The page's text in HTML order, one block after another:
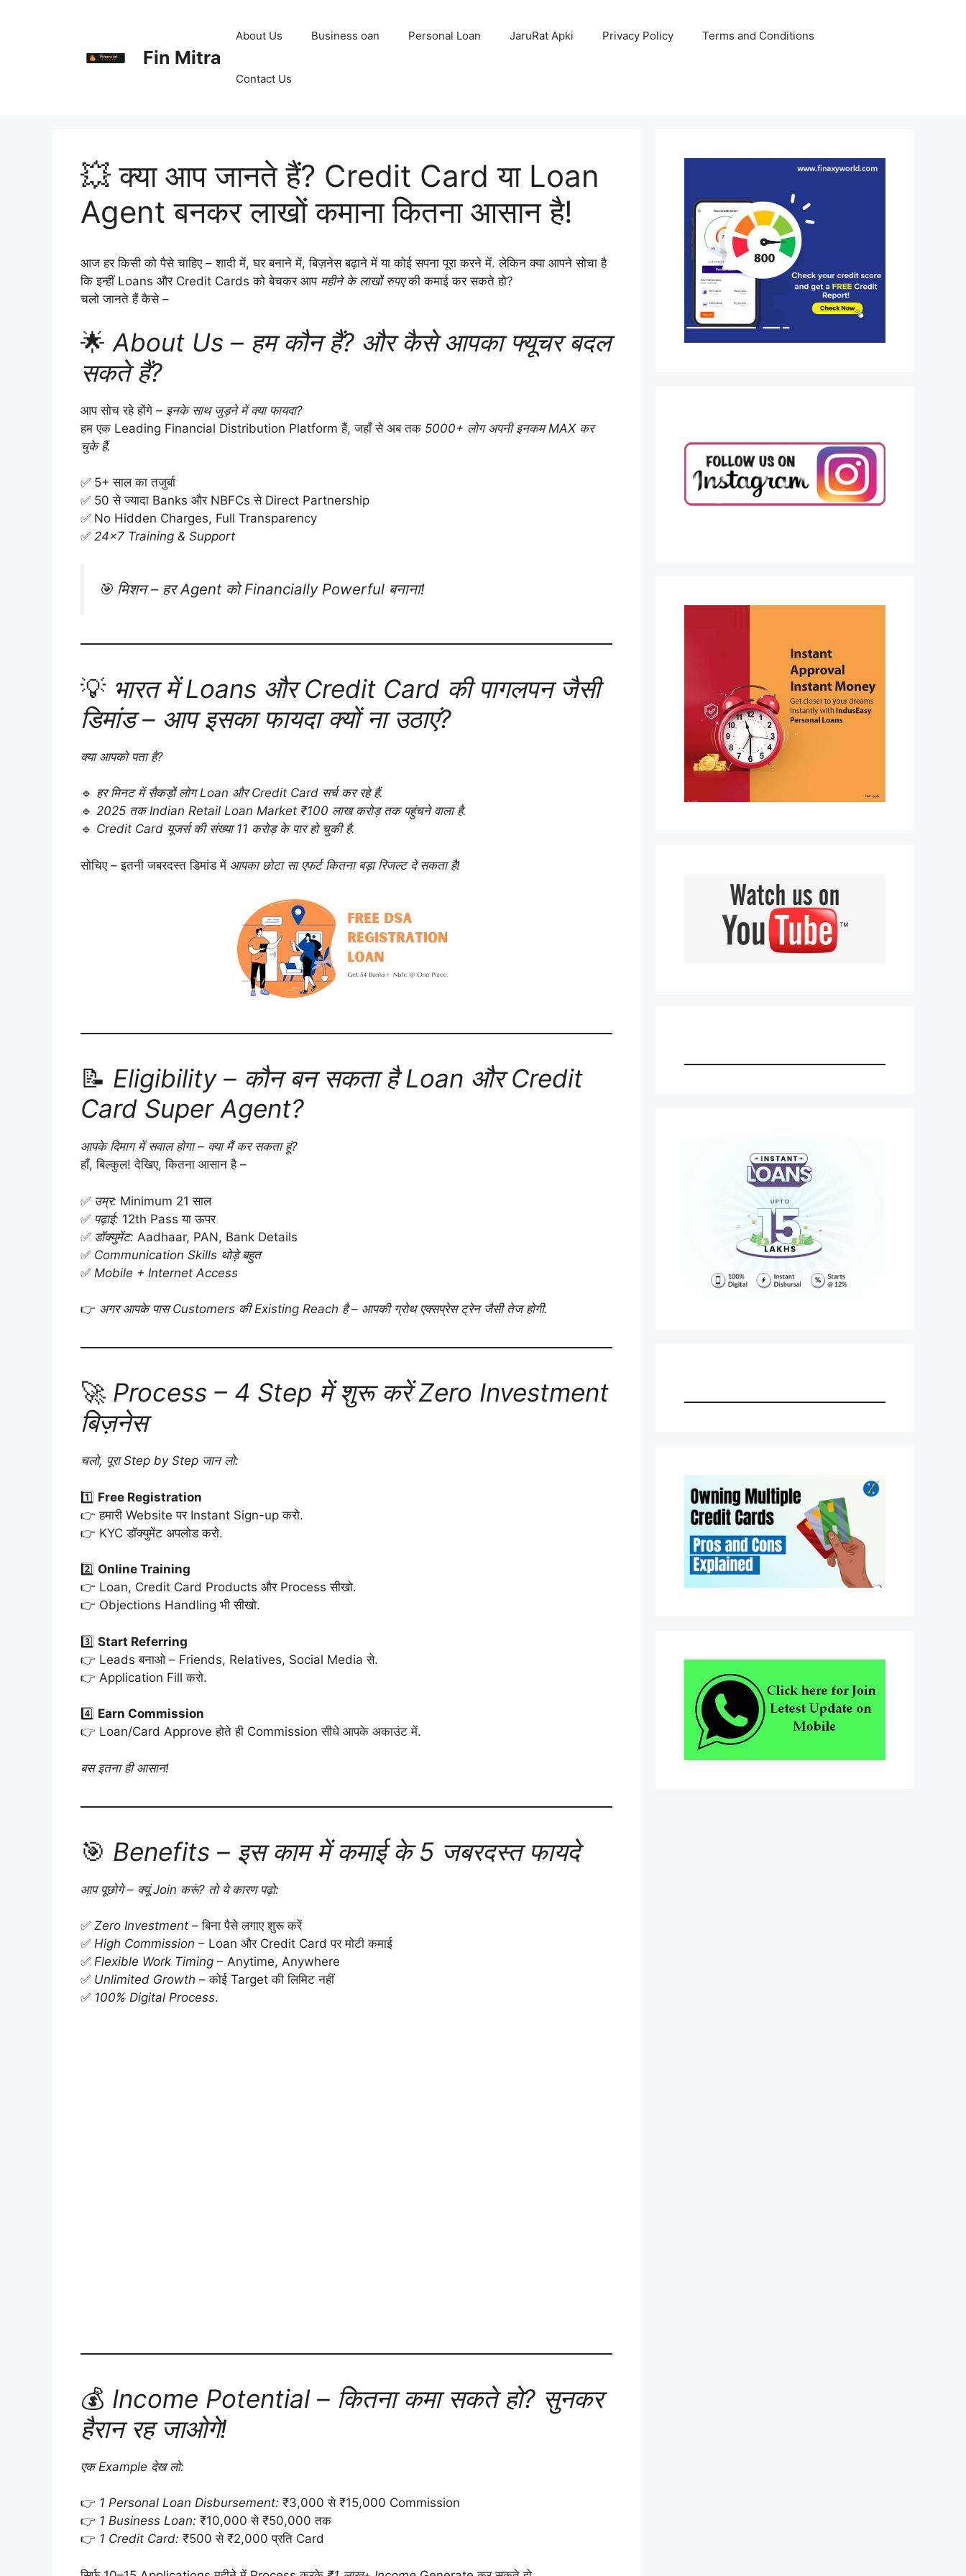
Fin Mitra
About Us Business oan Personal Loan JaruRat Apki Privacy Policy Terms and Conditions
Contact Us
💥 क्या आप जानते हैं? Credit Card या Loan
Agent बनकर लाखों कमाना कितना आसान है!
आज हर किसी को पैसे चाहिए – शादी में, घर बनाने में, बिज़नेस बढ़ाने में या कोई सपना पूरा करने में. लेकिन क्या आपने सोचा है
कि इन्हीं Loans और Credit Cards को बेचकर आप महीने के लाखों रुपएकी कमाई कर सकते हो?
चलो जानते हैं कैसे –
🌟 About Us – हम कौन हैं? और कैसे आपका फ्यूचर बदल
सकते हैं?
आप सोच रहे होंगे – इनके साथ जुड़ने में क्या फायदा?
हम एक Leading Financial Distribution Platform हैं, जहाँ से अब तक 5000+ लोग अपनी इनकम MAX कर
चुके हैं.
✅ 5+ साल का तजुर्बा
✅ 50 से ज्यादा Banks और NBFCs से Direct Partnership
✅ No Hidden Charges, Full Transparency
✅ 24×7 Training & Support
🎯 मिशन – हर Agent को Financially Powerful बनाना!
💡 भारत में Loans और Credit Card की पागलपन जैसी
डिमांड – आप इसका फायदा क्यों ना उठाएं?
क्या आपको पता है?
🔹 हर मिनट में सैकड़ों लोग Loan और Credit Card सर्च कर रहे हैं.
🔹 2025 तक Indian Retail Loan Market ₹100 लाख करोड़ तक पहुंचने वाला है.
🔹 Credit Card यूजर्स की संख्या 11 करोड़ के पार हो चुकी है.
सोचिए – इतनी जबरदस्त डिमांड में आपका छोटा सा एफर्ट कितना बड़ा रिजल्ट दे सकता है!
📝 Eligibility – कौन बन सकता है Loan और Credit
Card Super Agent?
आपके दिमाग में सवाल होगा – क्या मैं कर सकता हूं?
हाँ, बिल्कुल! देखिए, कितना आसान है –
✅ उम्र: Minimum 21 साल
✅ पढ़ाई: 12th Pass या ऊपर
✅ डॉक्युमेंट: Aadhaar, PAN, Bank Details
✅ Communication Skills थोड़े बहुत
✅ Mobile + Internet Access
👉 अगर आपके पास Customers की Existing Reach है – आपकी ग्रोथ एक्सप्रेस ट्रेन जैसी तेज होगी.
🚀 Process – 4 Step में शुरू करें Zero Investment
बिज़नेस
चलो, पूरा Step by Step जान लो:
1️⃣ Free Registration
👉 हमारी Website पर Instant Sign-up करो.
👉 KYC डॉक्युमेंट अपलोड करो.
2️⃣ Online Training
👉 Loan, Credit Card Products और Process सीखो.
👉 Objections Handling भी सीखो.
3️⃣ Start Referring
👉 Leads बनाओ – Friends, Relatives, Social Media से.
👉 Application Fill करो.
4️⃣ Earn Commission
👉 Loan/Card Approve होते ही Commission सीधे आपके अकाउंट में.
बस इतना ही आसान!
🎯 Benefits – इस काम में कमाई के 5 जबरदस्त फायदे
आप पूछोगे – क्यूं Join करूं? तो ये कारण पढ़ो:
✅ Zero Investment – बिना पैसे लगाए शुरू करें
✅ High Commission – Loan और Credit Card पर मोटी कमाई
✅ Flexible Work Timing – Anytime, Anywhere
✅ Unlimited Growth – कोई Target की लिमिट नहीं
✅ 100% Digital Process.
💰 Income Potential – कितना कमा सकते हो? सुनकर
हैरान रह जाओगे!
एक Example देख लो:
👉 1 Personal Loan Disbursement: ₹3,000 से ₹15,000 Commission
👉 1 Business Loan: ₹10,000 से ₹50,000 तक
👉 1 Credit Card: ₹500 से ₹2,000 प्रति Card